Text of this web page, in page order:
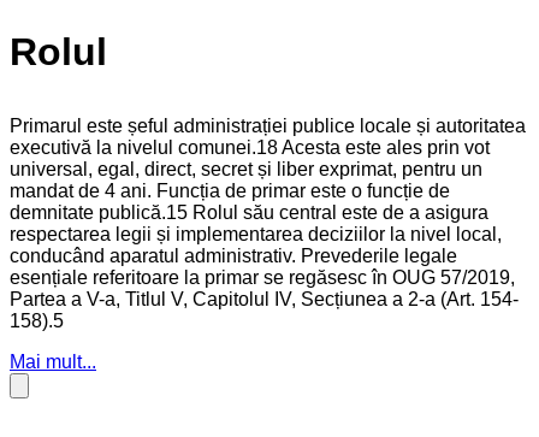
Rolul
Primarul este șeful administrației publice locale și autoritatea
executivă la nivelul comunei.18 Acesta este ales prin vot
universal, egal, direct, secret și liber exprimat, pentru un
mandat de 4 ani. Funcția de primar este o funcție de
demnitate publică.15 Rolul său central este de a asigura
respectarea legii și implementarea deciziilor la nivel local,
conducând aparatul administrativ. Prevederile legale
esențiale referitoare la primar se regăsesc în OUG 57/2019,
Partea a V-a, Titlul V, Capitolul IV, Secțiunea a 2-a (Art. 154-
158).5
Mai mult...